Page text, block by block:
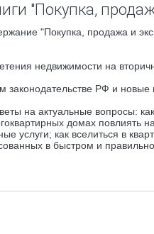
"Покупка,
"Покупка, продажа и
недвижимости на
РФ и
на актуальные вопросы:
домах повлиять
услуги; как вселиться в
в быстром и